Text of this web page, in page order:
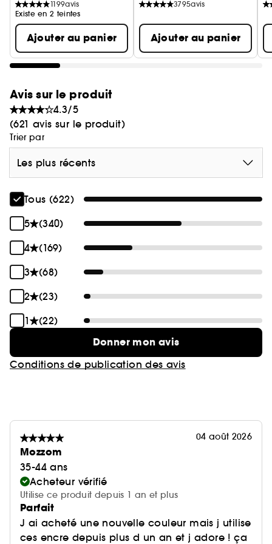
contribue à protéger la peau de la
déshydratation pour des lèvres souples et douces
toute la journée. Pendant 12H(1), les lèvres sont
comme baignées d'hydratation.
1199avis
Existe en 2 teintes
Ajouter au panier
3795avis
Ajouter au panier
Avis sur le produit
4.3/5
(621 avis sur le produit)
Trier par
Les plus récents
Tous (622)
5
(340)
4
(169)
3
(68)
2
(23)
1
(22)
Donner mon avis
Conditions de publication des avis
04 août 2026
Mozzom
35-44 ans
Acheteur vérifié
Utilise ce produit depuis 1 an et plus
Parfait
J ai acheté une nouvelle couleur mais j utilise
ces encre depuis plus d un an et j adore ! ça